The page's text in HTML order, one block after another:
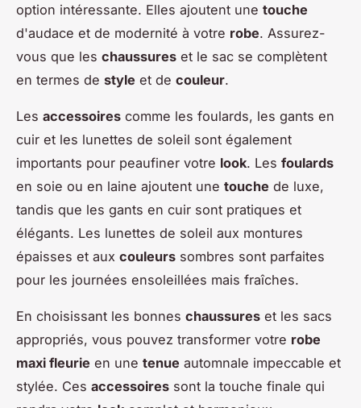
option intéressante. Elles ajoutent une touche
d'audace et de modernité à votre robe. Assurez-
vous que les chaussures et le sac se complètent
en termes de style et de couleur.
Les accessoires comme les foulards, les gants en
cuir et les lunettes de soleil sont également
importants pour peaufiner votre look. Les foulards
en soie ou en laine ajoutent une touche de luxe,
tandis que les gants en cuir sont pratiques et
élégants. Les lunettes de soleil aux montures
épaisses et aux couleurs sombres sont parfaites
pour les journées ensoleillées mais fraîches.
En choisissant les bonnes chaussures et les sacs
appropriés, vous pouvez transformer votre robe
maxi fleurie en une tenue automnale impeccable et
stylée. Ces accessoires sont la touche finale qui